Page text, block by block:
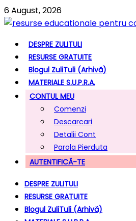
6 August, 2026
DESPRE ZULITULI
RESURSE GRATUITE
Blogul ZuliTuli (arhivă)
MATERIALE S.U.P.R.A.
CONTUL MEU
Comenzi
Descarcari
Detalii Cont
Parola Pierduta
AUTENTIFICĂ-TE
DESPRE ZULITULI
RESURSE GRATUITE
Blogul ZuliTuli (arhivă)